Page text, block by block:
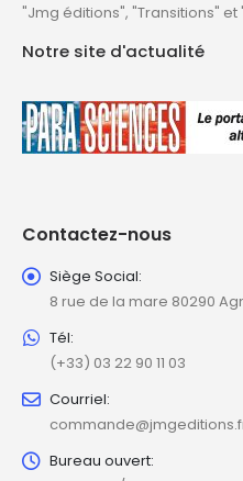
"Jmg éditions", "Transitions"
Notre site d'actualité
Contactez-nous
Siège Social:
8 rue de la mare 80290
Tél:
(+33) 03 22 90 11 03
Courriel:
Bureau ouvert: